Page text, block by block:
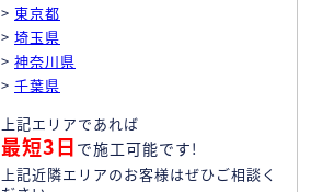
> 東京都
> 埼玉県
> 神奈川県
> 千葉県
上記エリアであれば
最短3日 で施工可能です!
上記近隣エリアのお客様はぜひご相談く